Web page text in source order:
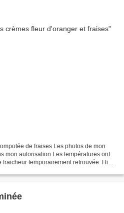
de fraises Les photos de mon
mon autorisation Les températures ont
temporairement retrouvée. Hier,